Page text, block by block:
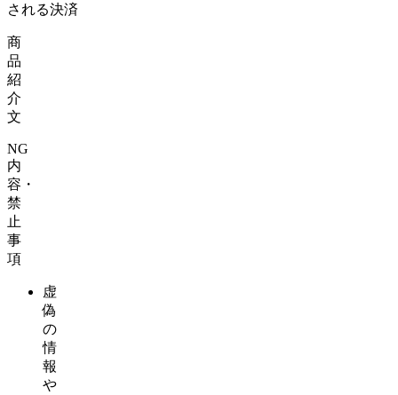
される決済
商
品
紹
介
文
NG
内
容・
禁
止
事
項
虚
偽
の
情
報
や